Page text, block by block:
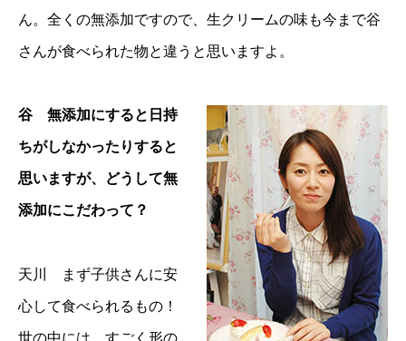
ん。全くの無添加ですので、生クリームの味も今まで谷
さんが食べられた物と違うと思いますよ。
谷 無添加にすると日持
ちがしなかったりすると
思いますが、どうして無
添加にこだわって？
天川 まず子供さんに安
心して食べられるもの！
世の中には、すごく形の